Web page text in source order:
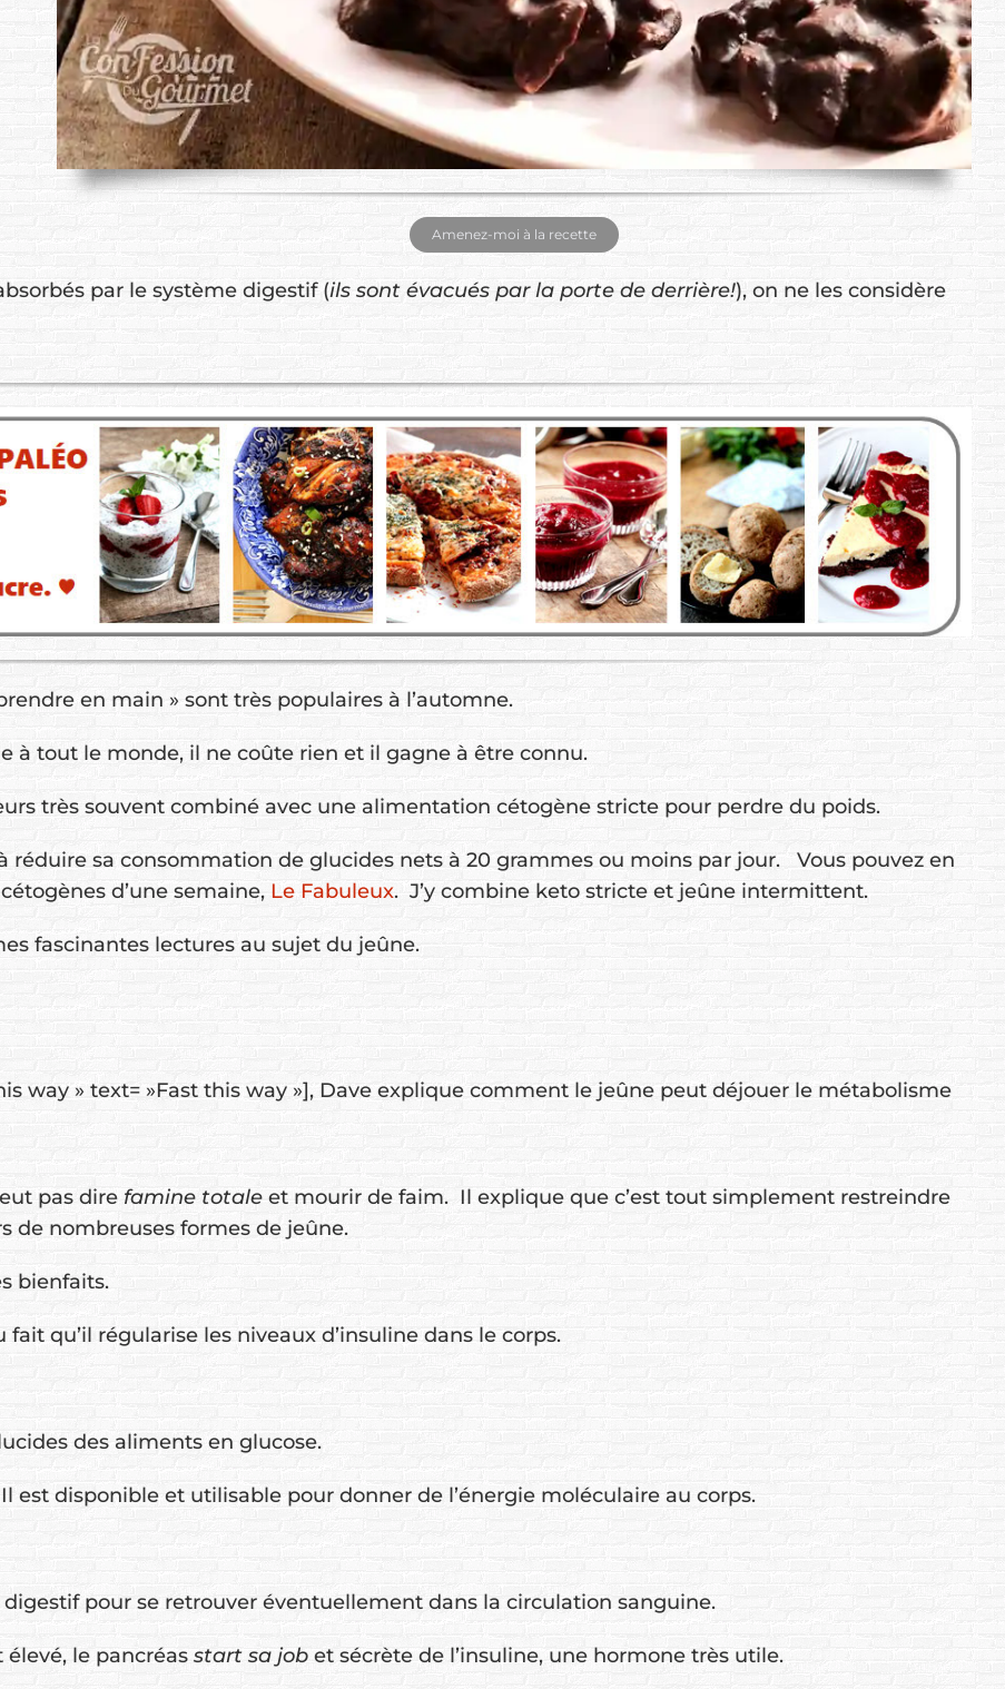
Amenez-moi à la recette
par le système digestif (ils sont évacués par la porte de derrière!), on ne les considère
en main » sont très populaires à l’automne.
à tout le monde, il ne coûte rien et il gagne à être connu.
très souvent combiné avec une alimentation cétogène stricte pour perdre du poids.
sa consommation de glucides nets à 20 grammes ou moins par jour. Vous pouvez en
d’une semaine, Le Fabuleux. J’y combine keto stricte et jeûne intermittent.
fascinantes lectures au sujet du jeûne.
way » text= »Fast this way »], Dave explique comment le jeûne peut déjouer le métabolisme
pas dire famine totale et mourir de faim. Il explique que c’est tout simplement restreindre
de nombreuses formes de jeûne.
bienfaits.
qu’il régularise les niveaux d’insuline dans le corps.
des aliments en glucose.
est disponible et utilisable pour donner de l’énergie moléculaire au corps.
pour se retrouver éventuellement dans la circulation sanguine.
le pancréas start sa job et sécrète de l’insuline, une hormone très utile.